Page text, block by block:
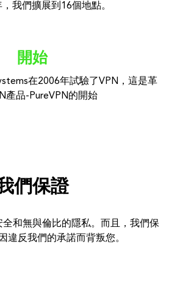
我們擴展到16個地點。
開始
在2006年試驗了VPN，這是革
產品-PureVPN的開始
們保證
和無與倫比的隱私。而且，我們保
違反我們的承諾而背叛您。